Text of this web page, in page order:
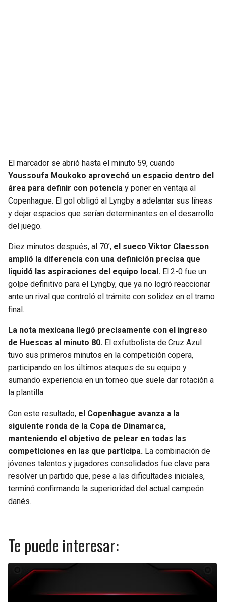
El marcador se abrió hasta el minuto 59, cuando
Youssoufa Moukoko aprovechó un espacio dentro del
área para definir con potencia y poner en ventaja al
Copenhague. El gol obligó al Lyngby a adelantar sus líneas
y dejar espacios que serían determinantes en el desarrollo
del juego.
Diez minutos después, al 70’, el sueco Viktor Claesson
amplió la diferencia con una definición precisa que
liquidó las aspiraciones del equipo local. El 2-0 fue un
golpe definitivo para el Lyngby, que ya no logró reaccionar
ante un rival que controló el trámite con solidez en el tramo
final.
La nota mexicana llegó precisamente con el ingreso
de Huescas al minuto 80. El exfutbolista de Cruz Azul
tuvo sus primeros minutos en la competición copera,
participando en los últimos ataques de su equipo y
sumando experiencia en un torneo que suele dar rotación a
la plantilla.
Con este resultado, el Copenhague avanza a la
siguiente ronda de la Copa de Dinamarca,
manteniendo el objetivo de pelear en todas las
competiciones en las que participa. La combinación de
jóvenes talentos y jugadores consolidados fue clave para
resolver un partido que, pese a las dificultades iniciales,
terminó confirmando la superioridad del actual campeón
danés.
Te puede interesar: